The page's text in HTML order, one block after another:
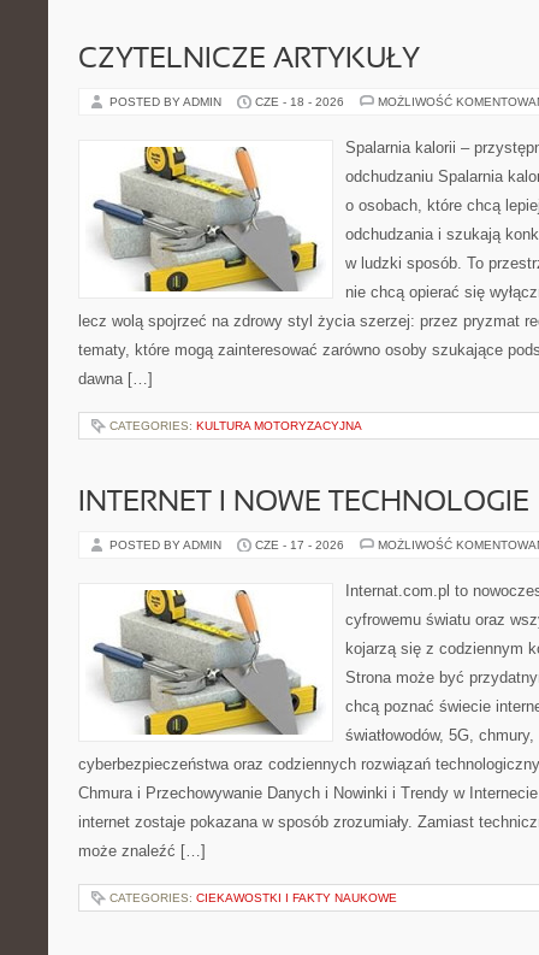
CZYTELNICZE ARTYKUŁY
POSTED BY ADMIN CZE - 18 - 2026 MOŻLIWOŚĆ
Spalarnia kalorii –
odchudzaniu Spalarnia
o osobach, które chcą
odchudzania i szukają
w ludzki sposób. To
nie chcą opierać się
lecz wolą spojrzeć na zdrowy styl życia szerzej: przez pryzmat
tematy, które mogą zainteresować zarówno osoby szukające
dawna […]
CATEGORIES: KULTURA MOTORYZACYJNA
INTERNET I NOWE TECHNOLOGIE
POSTED BY ADMIN CZE - 17 - 2026 MOŻLIWOŚĆ
Internat.com.pl to
cyfrowemu światu oraz
kojarzą się z codziennym
Strona może być
chcą poznać świecie
światłowodów, 5G,
cyberbezpieczeństwa oraz codziennych rozwiązań
Chmura i Przechowywanie Danych i Nowinki i Trendy w
internet zostaje pokazana w sposób zrozumiały. Zamiast
może znaleźć […]
CATEGORIES: CIEKAWOSTKI I FAKTY NAUKOWE